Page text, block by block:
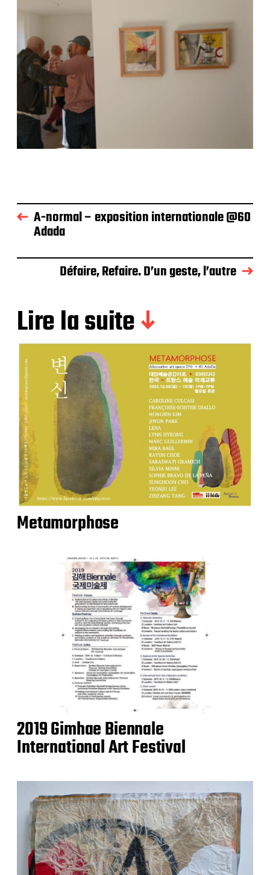
A-normal – exposition internationale @60
Adada
Défaire, Refaire. D’un geste, l’autre
Lire la suite
Metamorphose
2019 Gimhae Biennale
International Art Festival